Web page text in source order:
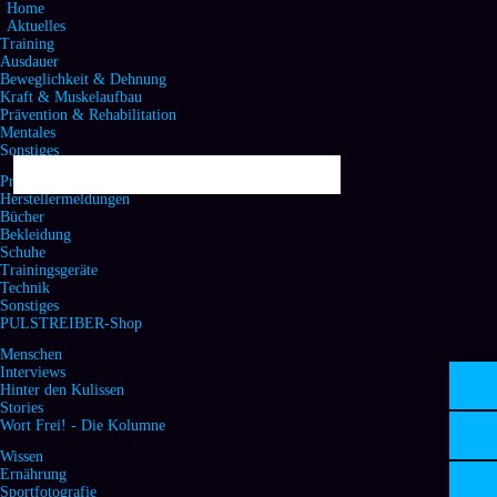
Home
Aktuelles
Training
Ausdauer
Beweglichkeit & Dehnung
Kraft & Muskelaufbau
Prävention & Rehabilitation
Mentales
Sonstiges
Produktecke & Handel
Herstellermeldungen
Bücher
Bekleidung
Schuhe
Trainingsgeräte
Technik
Sonstiges
PULSTREIBER-Shop
Menschen
Interviews
Hinter den Kulissen
Stories
Wort Frei! - Die Kolumne
Wissen
Ernährung
Sportfotografie